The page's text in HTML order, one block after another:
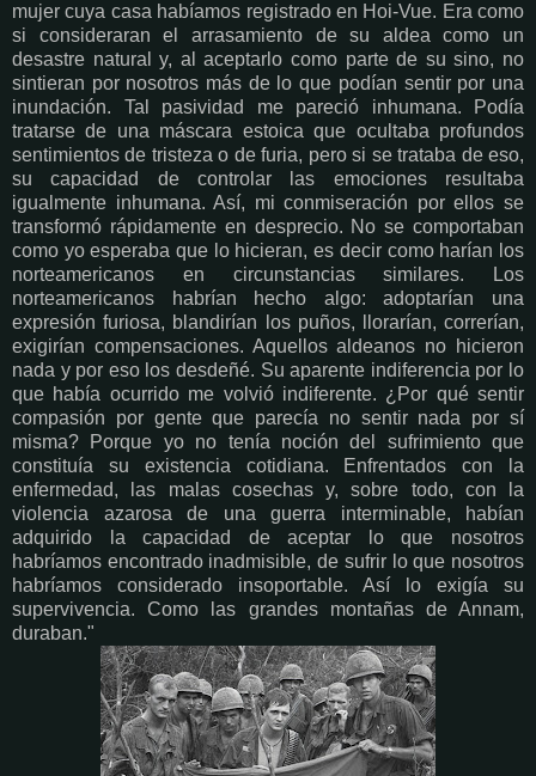
mujer cuya casa habíamos registrado en Hoi-Vue. Era como
si consideraran el arrasamiento de su aldea como un
desastre natural y, al aceptarlo como parte de su sino, no
sintieran por nosotros más de lo que podían sentir por una
inundación. Tal pasividad me pareció inhumana. Podía
tratarse de una máscara estoica que ocultaba profundos
sentimientos de tristeza o de furia, pero si se trataba de eso,
su capacidad de controlar las emociones resultaba
igualmente inhumana. Así, mi conmiseración por ellos se
transformó rápidamente en desprecio. No se comportaban
como yo esperaba que lo hicieran, es decir como harían los
norteamericanos en circunstancias similares. Los
norteamericanos habrían hecho algo: adoptarían una
expresión furiosa, blandirían los puños, llorarían, correrían,
exigirían compensaciones. Aquellos aldeanos no hicieron
nada y por eso los desdeñé. Su aparente indiferencia por lo
que había ocurrido me volvió indiferente. ¿Por qué sentir
compasión por gente que parecía no sentir nada por sí
misma? Porque yo no tenía noción del sufrimiento que
constituía su existencia cotidiana. Enfrentados con la
enfermedad, las malas cosechas y, sobre todo, con la
violencia azarosa de una guerra interminable, habían
adquirido la capacidad de aceptar lo que nosotros
habríamos encontrado inadmisible, de sufrir lo que nosotros
habríamos considerado insoportable. Así lo exigía su
supervivencia. Como las grandes montañas de Annam,
duraban."